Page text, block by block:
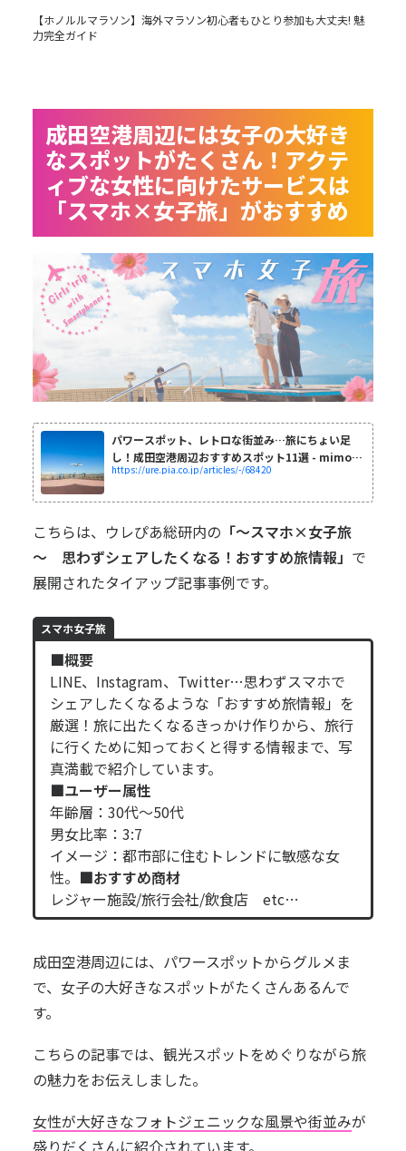
【ホノルルマラソン】海外マラソン初心者もひとり参加も大丈夫! 魅
力完全ガイド
成田空港周辺には女子の大好き
なスポットがたくさん！アクテ
ィブな女性に向けたサービスは
「スマホ×女子旅」がおすすめ
パワースポット、レトロな街並み…旅にちょい足
し！成田空港周辺おすすめスポット11選 - mimot.
(ミモット)
https://ure.pia.co.jp/articles/-/68420
こちらは、ウレぴあ総研内の 「～スマホ×女子旅
～ 思わずシェアしたくなる！おすすめ旅情報」 で
展開されたタイアップ記事事例です。
スマホ女子旅
■概要
LINE、Instagram、Twitter…思わずスマホで
シェアしたくなるような「おすすめ旅情報」を
厳選！旅に出たくなるきっかけ作りから、旅行
に行くために知っておくと得する情報まで、写
真満載で紹介しています。
■ユーザー属性
年齢層：30代～50代
男女比率：3:7
イメージ：都市部に住むトレンドに敏感な女
性。 ■おすすめ商材
レジャー施設/旅行会社/飲食店 etc…
成田空港周辺には、パワースポットからグルメま
で、女子の大好きなスポットがたくさんあるんで
す。
こちらの記事では、観光スポットをめぐりながら旅
の魅力をお伝えしました。
女性が大好きなフォトジェニックな風景や街並みが
盛りだくさんに紹介されています。